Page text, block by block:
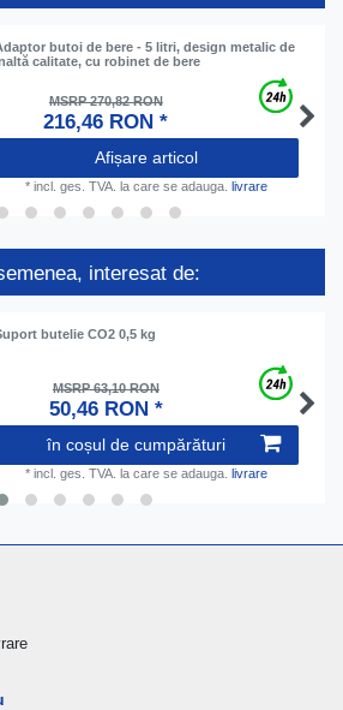
butoi de bere - 5 litri, design metalic de
calitate, cu robinet de bere
MSRP 270,82 RON
216,46 RON *
Afișare articol
* incl. ges. TVA. la care se adauga. livrare
interesat de:
butelie CO2 0,5 kg
MSRP 63,10 RON
50,46 RON *
în coșul de cumpărături
* incl. ges. TVA. la care se adauga. livrare